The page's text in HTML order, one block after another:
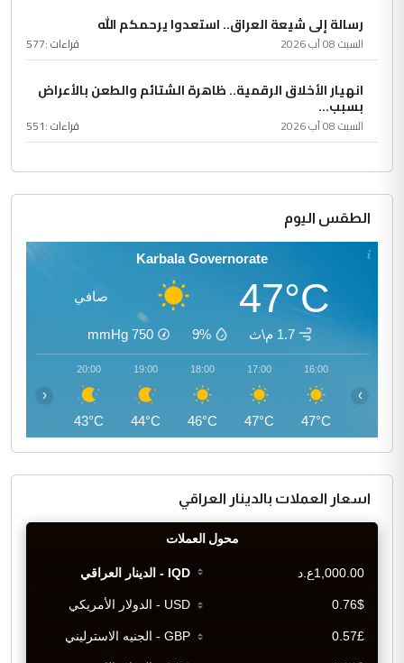
رسالة إلى شيعة العراق.. استعدوا يرحمكم الله
السبت 08 آب 2026 قراءات :577
انهيار الأخلاق الرقمية.. ظاهرة الشتائم والطعن بالأعراض
بسبب...
السبت 08 آب 2026 قراءات :551
الطقس اليوم
Karbala Governorate
47°C صافي
1.7 م\ث 9%
750
mmHg
16:00
47°C
17:00
47°C
18:00
46°C
19:00
44°C
20:00
43°C
‹ ›
اسعار العملات بالدينار العراقي